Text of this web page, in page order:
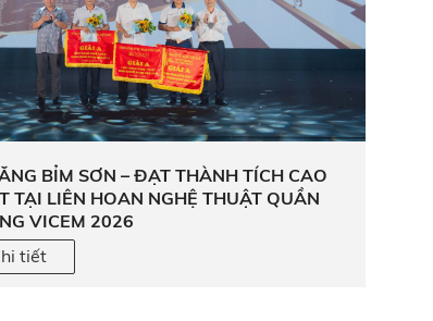
BỈM SƠN – ĐẠT THÀNH TÍCH CAO
TẠI LIÊN HOAN NGHỆ THUẬT QUẦN
VICEM 2026
tiết